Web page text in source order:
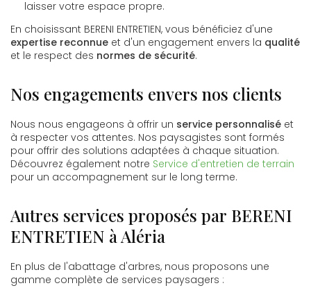
laisser votre espace propre.
En choisissant BERENI ENTRETIEN, vous bénéficiez d'une
expertise reconnue et d'un engagement envers la qualité
et le respect des normes de sécurité.
Nos engagements envers nos clients
Nous nous engageons à offrir un service personnalisé et
à respecter vos attentes. Nos paysagistes sont formés
pour offrir des solutions adaptées à chaque situation.
Découvrez également notre Service d'entretien de terrain
pour un accompagnement sur le long terme.
Autres services proposés par BERENI
ENTRETIEN à Aléria
En plus de l'abattage d'arbres, nous proposons une
gamme complète de services paysagers :